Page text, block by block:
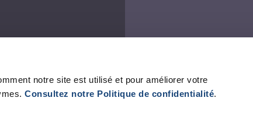
notre site est utilisé et pour améliorer votre
Consultez notre Politique de confidentialité.